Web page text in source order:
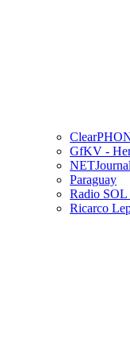
GfKV -
NETJournal
Paraguay
Radio SOL
Ricarco